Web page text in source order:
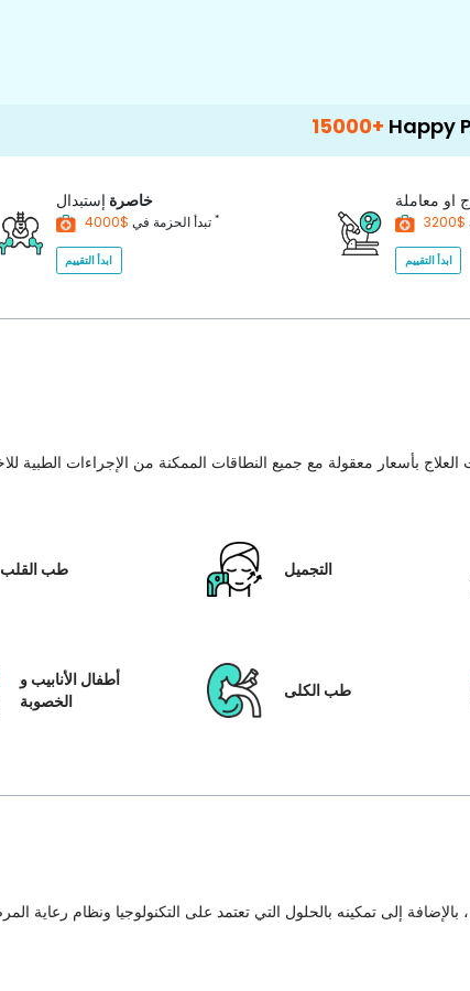
Happy Patients
خاصرة إستبدال
تبدأ الحزمة في$4000 *
ابدأ التقييم
او معاملة
ابدأ التقييم
طب القلب التجميل
أطفال الأنابيب و
الخصوبة
طب الكلى